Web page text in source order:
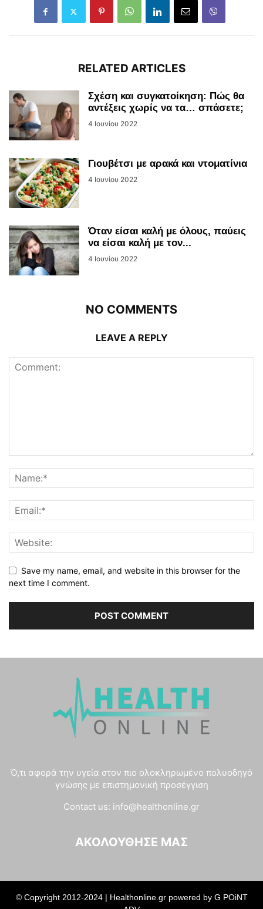
RELATED ARTICLES
Σχέση και συγκατοίκηση: Πώς θα
αντέξεις χωρίς να τα… σπάσετε;
4 Ιουνίου 2022
Γιουβέτσι με αρακά και ντοματίνια
4 Ιουνίου 2022
Όταν είσαι καλή με όλους, παύεις
να είσαι καλή με τον...
4 Ιουνίου 2022
NO COMMENTS
LEAVE A REPLY
Save my name, email, and website in this browser for the
next time I comment.
Ό,τι αφορά την υγεία στον πιο ολοκληρωμένο πολυοδηγό
γνώσης με επιστημονική προσέγγιση
Contact us: info@healthonline.gr
ΑΚΟΛΟΎΘΗΣΈ ΜΑΣ
© Copyright 2012-2024 | Healthonline.gr powered by G POiNT